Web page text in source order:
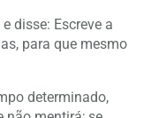
disse: Escreve a
para que mesmo
determinado,